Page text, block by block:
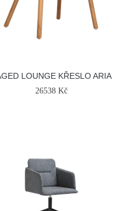
LOUNGE KŘESLO ARIA
26538 Kč